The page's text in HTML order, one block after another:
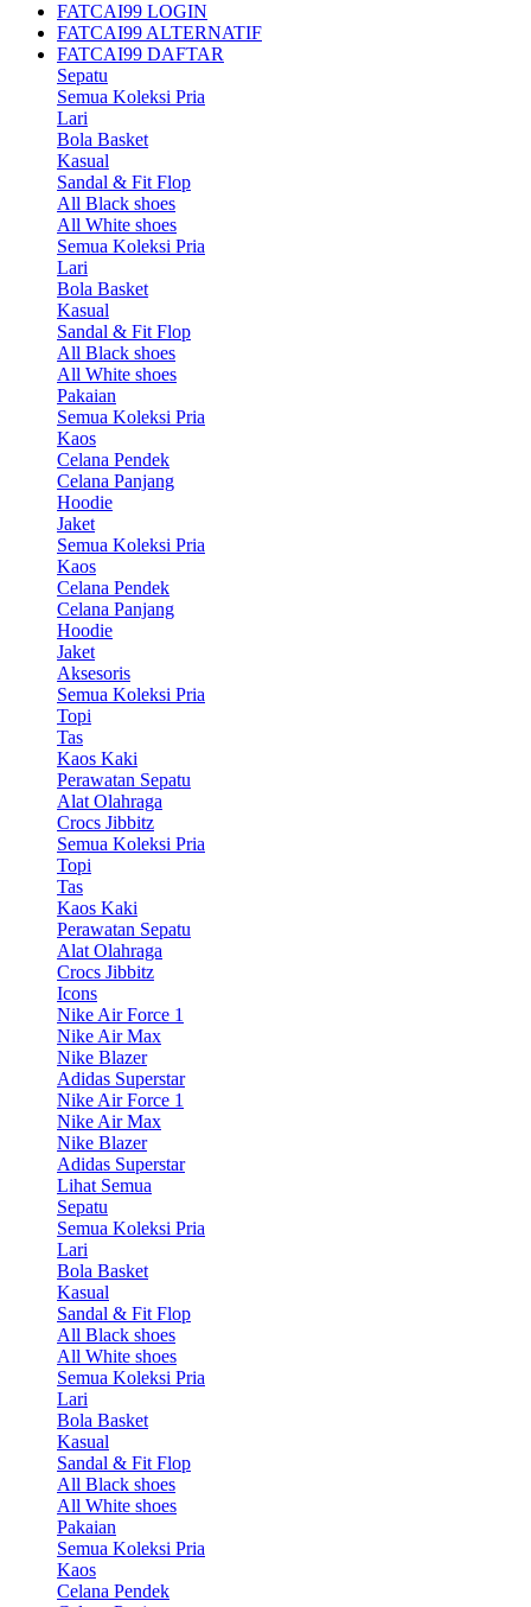
FATCAI99 LOGIN
FATCAI99 ALTERNATIF
FATCAI99 DAFTAR
Sepatu
Semua Koleksi Pria
Lari
Bola Basket
Kasual
Sandal & Fit Flop
All Black shoes
All White shoes
Semua Koleksi Pria
Lari
Bola Basket
Kasual
Sandal & Fit Flop
All Black shoes
All White shoes
Pakaian
Semua Koleksi Pria
Kaos
Celana Pendek
Celana Panjang
Hoodie
Jaket
Semua Koleksi Pria
Kaos
Celana Pendek
Celana Panjang
Hoodie
Jaket
Aksesoris
Semua Koleksi Pria
Topi
Tas
Kaos Kaki
Perawatan Sepatu
Alat Olahraga
Crocs Jibbitz
Semua Koleksi Pria
Topi
Tas
Kaos Kaki
Perawatan Sepatu
Alat Olahraga
Crocs Jibbitz
Icons
Nike Air Force 1
Nike Air Max
Nike Blazer
Adidas Superstar
Nike Air Force 1
Nike Air Max
Nike Blazer
Adidas Superstar
Lihat Semua
Sepatu
Semua Koleksi Pria
Lari
Bola Basket
Kasual
Sandal & Fit Flop
All Black shoes
All White shoes
Semua Koleksi Pria
Lari
Bola Basket
Kasual
Sandal & Fit Flop
All Black shoes
All White shoes
Pakaian
Semua Koleksi Pria
Kaos
Celana Pendek